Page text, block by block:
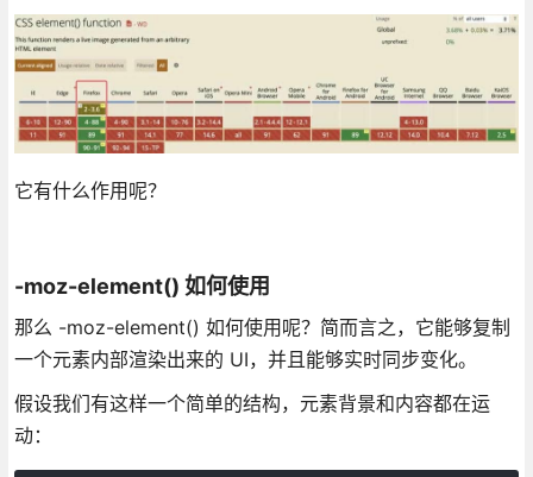
它有什么作用呢？
-moz-element() 如何使用
那么 -moz-element() 如何使用呢？简而言之，它能够复制
一个元素内部渲染出来的 UI，并且能够实时同步变化。
假设我们有这样一个简单的结构，元素背景和内容都在运
动：